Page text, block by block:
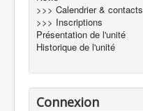
>>> Calendrier & contacts
>>> Inscriptions
Présentation de l'unité
Historique de l'unité
Connexion